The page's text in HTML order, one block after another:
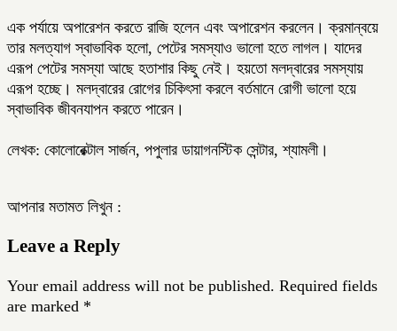
এক পর্যায়ে অপারেশন করতে রাজি হলেন এবং অপারেশন করলেন। ক্রমান্বয়ে
তার মলত্যাগ স্বাভাবিক হলো, পেটের সমস্যাও ভালো হতে লাগল। যাদের
এরূপ পেটের সমস্যা আছে হতাশার কিছু নেই। হয়তো মলদ্বারের সমস্যায়
এরূপ হচ্ছে। মলদ্বারের রোগের চিকিৎসা করলে বর্তমানে রোগী ভালো হয়ে
স্বাভাবিক জীবনযাপন করতে পারেন।
লেখক: কোলোরেক্টাল সার্জন, পপুলার ডায়াগনস্টিক সেন্টার, শ্যামলী।
আপনার মতামত লিখুন :
Leave a Reply
Your email address will not be published. Required fields
are marked *